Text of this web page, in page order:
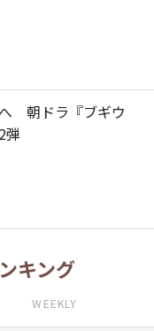
朝ドラ『ブギウ
弾
キング
WEEKLY